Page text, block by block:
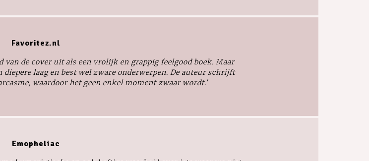
Favoritez.nl
van de cover uit als een vrolijk en grappig feelgood boek. Maar
diepere laag en best wel zware onderwerpen. De auteur schrijft
waardoor het geen enkel moment zwaar wordt.'
Emopheliac